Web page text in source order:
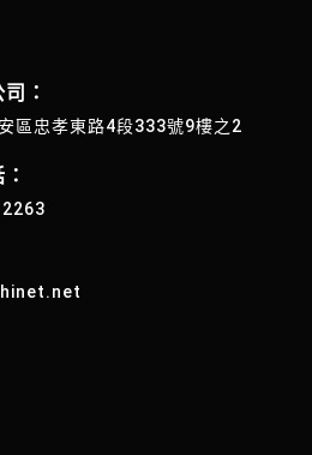
：
區忠孝東路4段333號9樓之2
2263